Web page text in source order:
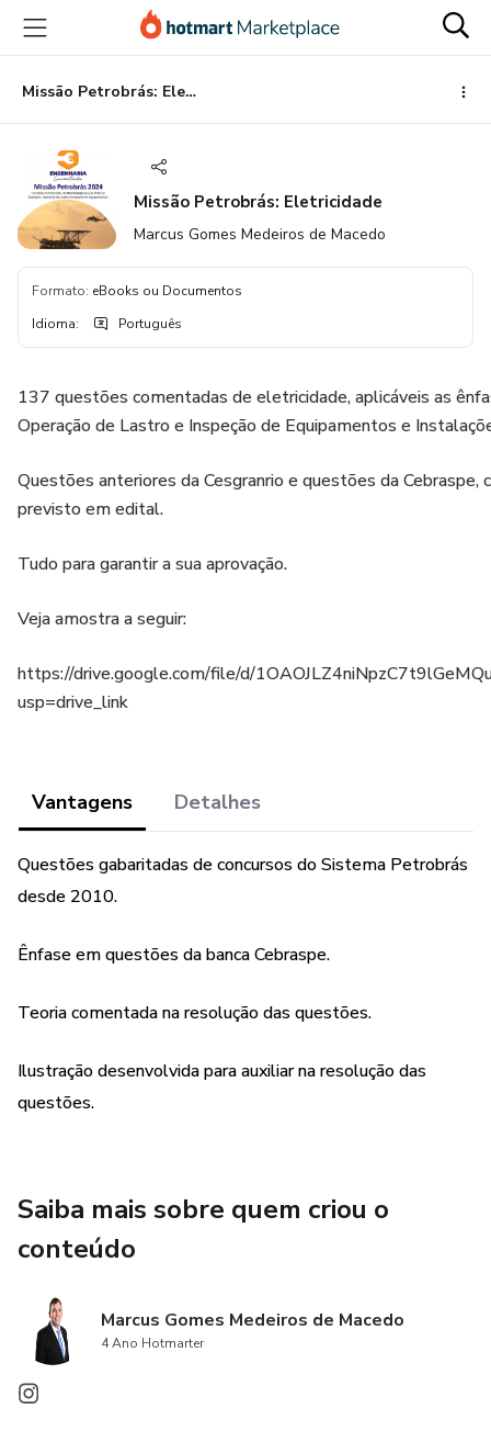
para
conteúdo
principal
para
pagamento
para
rodapé
Missão Petrobrás: Eletricidade
Missão Petrobrás: Eletricidade
Marcus Gomes Medeiros de Macedo
Formato: eBooks ou Documentos
Idioma: Português
137 questões comentadas de eletricidade, aplicáveis as
Operação de Lastro e Inspeção de Equipamentos e
Questões anteriores da Cesgranrio e questões da Cebraspe,
previsto em edital.
Tudo para garantir a sua aprovação.
Veja amostra a seguir:
https://drive.google.com/file/d/
usp=drive_link
Vantagens Detalhes
Questões gabaritadas de concursos do Sistema Petrobrás
desde 2010.
Ênfase em questões da banca Cebraspe.
Teoria comentada na resolução das questões.
Ilustração desenvolvida para auxiliar na resolução das
questões.
Saiba mais sobre quem criou o
conteúdo
Marcus Gomes Medeiros de Macedo
4 Ano Hotmarter